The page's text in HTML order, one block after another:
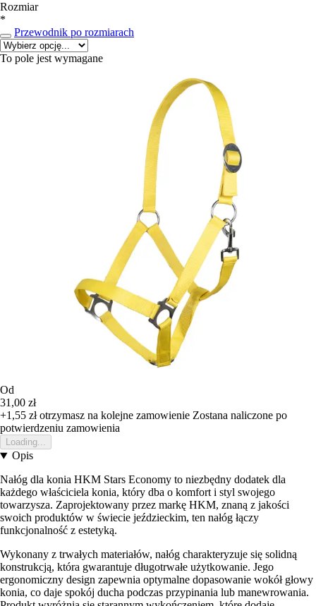
Rozmiar
*
Przewodnik po rozmiarach
To pole jest wymagane
Od
31,00 zł
+1,55 złotrzymasz na kolejne zamowienie Zostana naliczone po
potwierdzeniu zamowienia
Loading...
Opis
Nałóg dla konia HKM Stars Economy to niezbędny dodatek dla
każdego właściciela konia, który dba o komfort i styl swojego
towarzysza. Zaprojektowany przez markę HKM, znaną z jakości
swoich produktów w świecie jeździeckim, ten nałóg łączy
funkcjonalność z estetyką.
Wykonany z trwałych materiałów, nałóg charakteryzuje się solidną
konstrukcją, która gwarantuje długotrwałe użytkowanie. Jego
ergonomiczny design zapewnia optymalne dopasowanie wokół głowy
konia, co daje spokój ducha podczas przypinania lub manewrowania.